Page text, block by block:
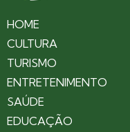
HOME
CULTURA
TURISMO
ENTRETENIMENTO
SAÚDE
EDUCAÇÃO